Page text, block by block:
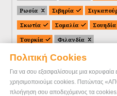
Πολιτική Cookies
Για να σου εξασφαλίσουμε μια κορυφαία
χρησιμοποιούμε cookies. Πατώντας
πλοήγηση σου αποδεχόμενος τα
Ρωσία
Σιβηρία
Σκωτία
Σομαλία Σουηδία
Τουρκία
Φιλανδία